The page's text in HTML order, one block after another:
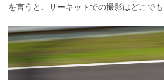
を言うと、サーキットでの撮影はどこでも